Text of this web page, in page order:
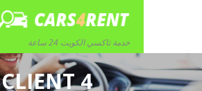
خدمة تاكسي الكويت 24 ساعة
CLIENT 4